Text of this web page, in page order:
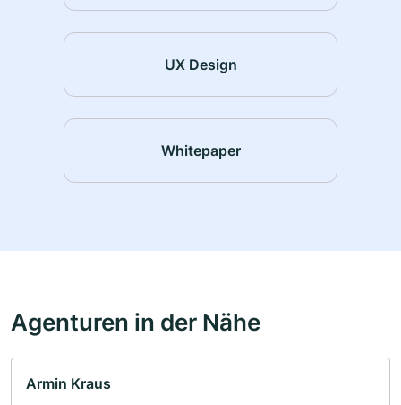
UX Design
Whitepaper
Agenturen in der Nähe
Armin Kraus